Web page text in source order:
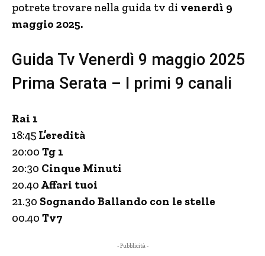
potrete trovare nella guida tv di venerdì 9
maggio 2025.
Guida Tv Venerdì 9 maggio 2025
Prima Serata – I primi 9 canali
Rai 1
18:45 L’eredità
20:00 Tg 1
20:30 Cinque Minuti
20.40 Affari tuoi
21.30 Sognando Ballando con le stelle
00.40 Tv7
- Pubblicità -